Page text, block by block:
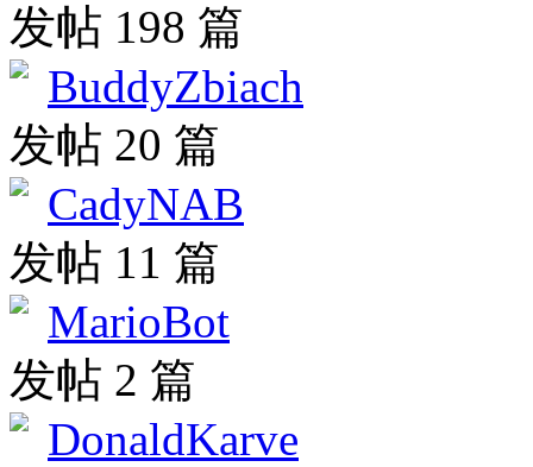
发帖 198 篇
BuddyZbiach
发帖 20 篇
CadyNAB
发帖 11 篇
MarioBot
发帖 2 篇
DonaldKarve